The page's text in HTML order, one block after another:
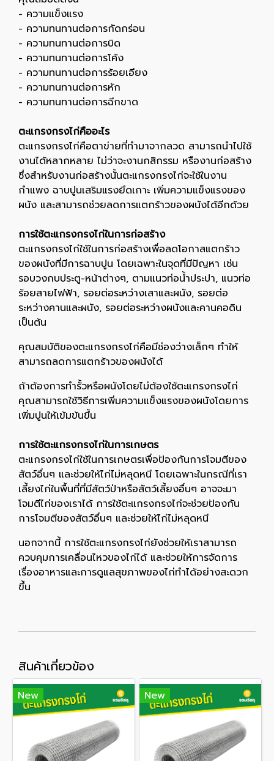
- ความแข็งแรง
- ความทนทานต่อการกัดกร่อน
- ความทนทานต่อการบิด
- ความทนทานต่อการโค้ง
- ความทนทานต่อการร้อยเอียง
- ความทนทานต่อการหัก
- ความทนทานต่อการฉีกขาด
ตะแกรงกรงไก่คืออะไร
ตะแกรงกรงไก่คือตาข่ายที่ทำมาจากลวด สามารถนำไปใช้
งานได้หลากหลาย ไม่ว่าจะงานกสิกรรม หรืองานก่อสร้าง
ซึ่งสำหรับงานก่อสร้างนั้นตะแกรงกรงไก่จะใช้ในงาน
กำแพง ฉาบปูนเสริมแรงยึดเกาะ เพิ่มความแข็งแรงของ
ผนัง และสามารถช่วยลดการแตกร้าวของผนังได้อีกด้วย
การใช้ตะแกรงกรงไก่ในการก่อสร้าง
ตะแกรงกรงไก่ใช้ในการก่อสร้างเพื่อลดโอกาสแตกร้าว
ของผนังที่มีการฉาบปูน โดยเฉพาะในจุดที่มีปัญหา เช่น
รอบวงกบประตู-หน้าต่างๆ, ตามแนวท่อน้ำประปา, แนวท่อ
ร้อยสายไฟฟ้า, รอยต่อระหว่างเสาและผนัง, รอยต่อ
ระหว่างคานและผนัง, รอยต่อระหว่างผนังและคานคอดิน
เป็นต้น
คุณสมบัติของตะแกรงกรงไก่คือมีช่องว่างเล็กๆ ทำให้
สามารถลดการแตกร้าวของผนังได้
ถ้าต้องการทำรั้วหรือผนังโดยไม่ต้องใช้ตะแกรงกรงไก่
คุณสามารถใช้วิธีการเพิ่มความแข็งแรงของผนังโดยการ
เพิ่มปูนให้เข้มข้นขึ้น
การใช้ตะแกรงกรงไก่ในการเกษตร
ตะแกรงกรงไก่ใช้ในการเกษตรเพื่อป้องกันการโจมตีของ
สัตว์อื่นๆ และช่วยให้ไก่ไม่หลุดหนี โดยเฉพาะในกรณีที่เรา
เลี้ยงไก่ในพื้นที่ที่มีสัตว์ป่าหรือสัตว์เลี้ยงอื่นๆ อาจจะมา
โจมตีไก่ของเราได้ การใช้ตะแกรงกรงไก่จะช่วยป้องกัน
การโจมตีของสัตว์อื่นๆ และช่วยให้ไก่ไม่หลุดหนี
นอกจากนี้ การใช้ตะแกรงกรงไก่ยังช่วยให้เราสามารถ
ควบคุมการเคลื่อนไหวของไก่ได้ และช่วยให้การจัดการ
เรื่องอาหารและการดูแลสุขภาพของไก่ทำได้อย่างสะดวก
ขึ้น
สินค้าเกี่ยวข้อง
New New